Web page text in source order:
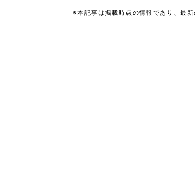
※本記事は掲載時点の情報であり、最